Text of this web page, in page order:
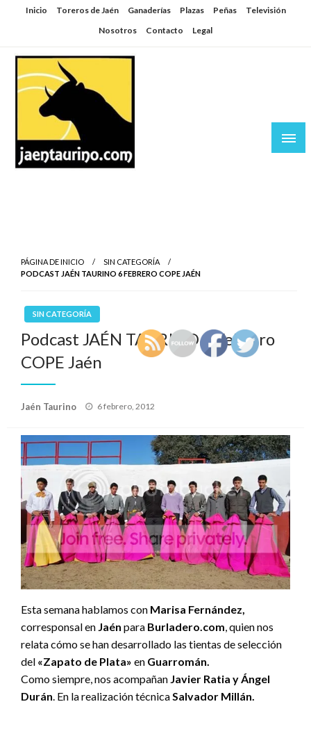
SaltarInicio Toreros de Jaén Ganaderías Plazas Peñas
Televisión
Nosotros
Contacto Legal
PÁGINA DE INICIO
SIN CATEGORÍA
PODCAST JAÉN TAURINO 6 FEBRERO COPE JAÉN
SIN CATEGORÍA
Podcast JAÉN TAURINO 6 Febrero
COPE Jaén
Jaén Taurino
Publicado
6 febrero, 2012
Esta semana hablamos con Marisa Fernández,
corresponsal en Jaén para Burladero.com , quien nos
relata cómo se han desarrollado las tientas de selección
del «Zapato de Plata» en Guarromán.
Como siempre, nos acompañan Javier Ratia y Ángel
Durán . En la realización técnica Salvador Millán.